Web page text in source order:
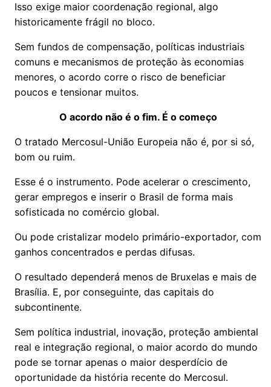
Isso exige maior coordenação regional, algo
historicamente frágil no bloco.
Sem fundos de compensação, políticas industriais
comuns e mecanismos de proteção às economias
menores, o acordo corre o risco de beneficiar
poucos e tensionar muitos.
O acordo não é o fim. É o começo
O tratado Mercosul-União Europeia não é, por si só,
bom ou ruim.
Esse é o instrumento. Pode acelerar o crescimento,
gerar empregos e inserir o Brasil de forma mais
sofisticada no comércio global.
Ou pode cristalizar modelo primário-exportador, com
ganhos concentrados e perdas difusas.
O resultado dependerá menos de Bruxelas e mais de
Brasília. E, por conseguinte, das capitais do
subcontinente.
Sem política industrial, inovação, proteção ambiental
real e integração regional, o maior acordo do mundo
pode se tornar apenas o maior desperdício de
oportunidade da história recente do Mercosul.